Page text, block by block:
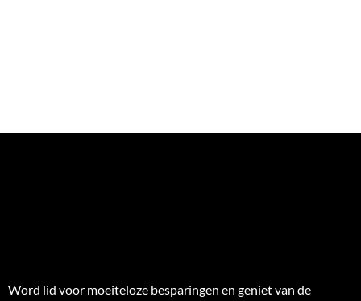
Word lid voor moeiteloze besparingen en geniet van de